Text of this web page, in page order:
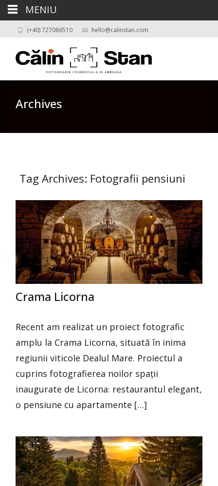
(+40) 727086510 hello@calinstan.com
Archives
Tag Archives: Fotografii pensiuni
Crama Licorna
Recent am realizat un proiect fotografic
amplu la Crama Licorna, situată în inima
regiunii viticole Dealul Mare. Proiectul a
cuprins fotografierea noilor spații
inaugurate de Licorna: restaurantul elegant,
o pensiune cu apartamente […]
MENIU